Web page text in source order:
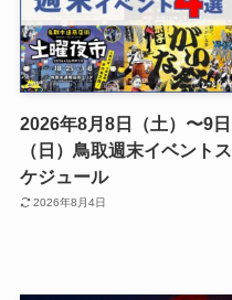
2026年8月8日（土）〜9日
（日）鳥取週末イベントス
ケジュール
2026年8月4日